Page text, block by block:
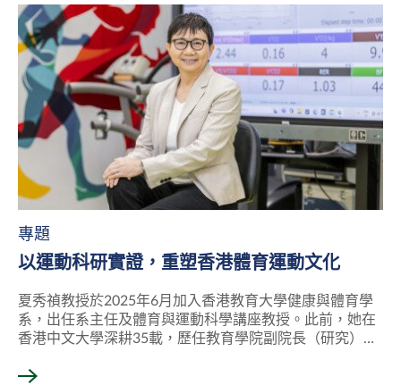
專題
以運動科研實證，重塑香港體育運動文化
夏秀禎教授於2025年6月加入香港教育大學健康與體育學
系，出任系主任及體育與運動科學講座教授。此前，她在
香港中文大學深耕35載，歷任教育學院副院長（研究）及
教授，以表彰其卓越貢獻。